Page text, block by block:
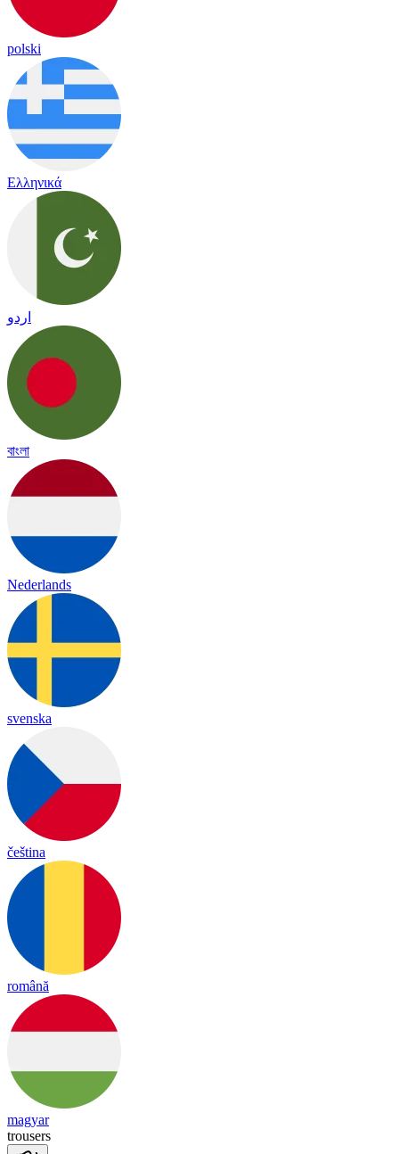
polski
Ελληνικά
اردو
বাংলা
Nederlands
svenska
čeština
română
magyar
trousers